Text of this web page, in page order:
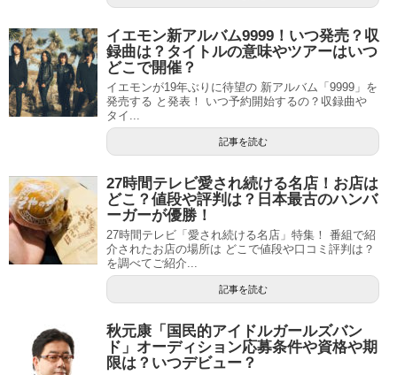
イエモン新アルバム9999！いつ発売？収
録曲は？タイトルの意味やツアーはいつ
どこで開催？
イエモンが19年ぶりに待望の 新アルバム「9999」を
発売する と発表！ いつ予約開始するの？収録曲や
タイ...
記事を読む
27時間テレビ愛され続ける名店！お店は
どこ？値段や評判は？日本最古のハンバ
ーガーが優勝！
27時間テレビ「愛され続ける名店」特集！ 番組で紹
介されたお店の場所は どこで値段や口コミ評判は？
を調べてご紹介...
記事を読む
秋元康「国民的アイドルガールズバン
ド」オーディション応募条件や資格や期
限は？いつデビュー？